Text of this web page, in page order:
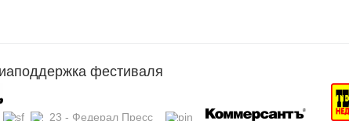
фестиваля